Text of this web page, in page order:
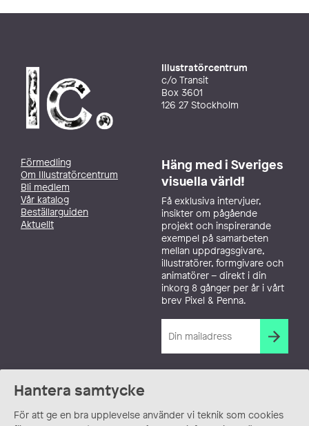
Hantera samtycke
För att ge en bra upplevelse använder vi teknik som cookies
Illustratörcentrum
c/o Transit
Box 3601
126 27 Stockholm
Förmedling
Om Illustratörcentrum
Bli medlem
Vår katalog
Beställarguiden
Aktuellt
Häng med i Sveriges
visuella värld!
Få exklusiva intervjuer,
insikter om pågående
projekt och inspirerande
exempel på samarbeten
mellan uppdragsgivare,
illustratörer, formgivare och
animatörer – direkt i din
inkorg 8 gånger per år i vårt
brev Pixel & Penna.